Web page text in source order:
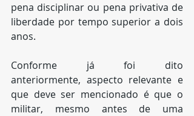
pena disciplinar ou pena privativa de
liberdade por tempo superior a dois
anos.
Conforme já foi dito
anteriormente, aspecto relevante e
que deve ser mencionado é que o
militar, mesmo antes de uma